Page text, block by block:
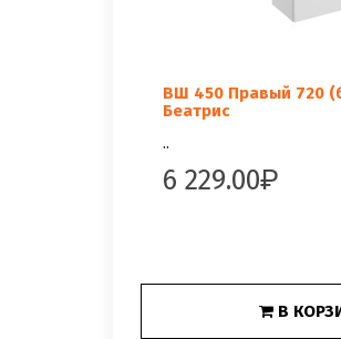
ВШ 450 Правый 720
Беатрис
..
6 229.00
В